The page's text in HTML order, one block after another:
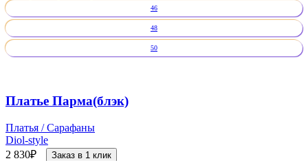
46
48
50
Платье Парма(блэк)
Платья / Сарафаны
Diol-style
2 830₽ Заказ в 1 клик